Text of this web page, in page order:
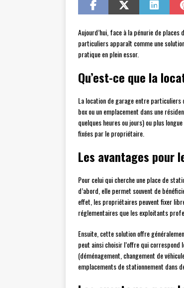
Aujourd’hui, face à la pénurie de
particuliers apparaît comme une
pratique en plein essor.
Qu’est-ce que la
La location de garage entre particuliers
box ou un emplacement dans une
quelques heures ou jours) ou plus
fixées par le propriétaire.
Les avantages pour
Pour celui qui cherche une place de
d’abord, elle permet souvent de
effet, les propriétaires peuvent fixer
réglementaires que les exploitants
Ensuite, cette solution offre
peut ainsi choisir l’offre qui correspond
(déménagement, changement de
emplacements de stationnement dans